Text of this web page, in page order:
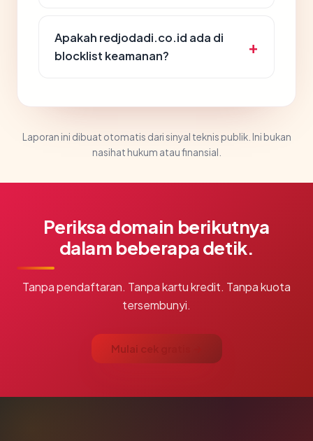
Apakah redjodadi.co.id ada di
blocklist keamanan?
Laporan ini dibuat otomatis dari sinyal teknis publik. Ini bukan
nasihat hukum atau finansial.
Periksa domain berikutnya
dalam beberapa detik.
Tanpa pendaftaran. Tanpa kartu kredit. Tanpa kuota
tersembunyi.
Mulai cek gratis →